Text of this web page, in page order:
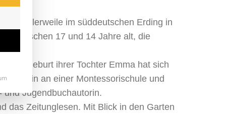
mittlerweile im süddeutschen Erding in
inzwischen 17 und 14 Jahre alt, die
der Geburt ihrer Tochter Emma hat sich
an einer Montessorischule und
und Jugendbuchautorin.
das Zeitunglesen. Mit Blick in den Garten